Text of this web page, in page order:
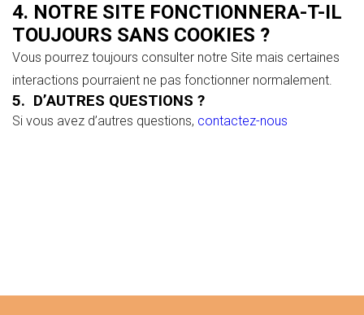
4. NOTRE SITE FONCTIONNERA-T-IL
TOUJOURS SANS COOKIES ?
Vous pourrez toujours consulter notre Site mais certaines
interactions pourraient ne pas fonctionner normalement.
5. D’AUTRES QUESTIONS ?
Si vous avez d’autres questions, contactez-nous